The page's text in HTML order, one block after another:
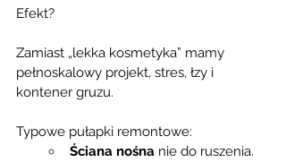
Efekt?
Zamiast „lekka kosmetyka” mamy
pełnoskalowy projekt, stres, łzy i
kontener gruzu.
Typowe pułapki remontowe:
Ściana nośna nie do ruszenia.